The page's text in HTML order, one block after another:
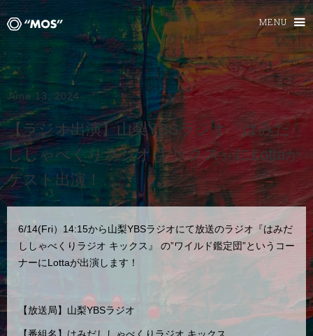
MENU
June 13, 2024
【ラジオ出演】山梨YBSラジオ『はみだ
ししゃべくりラジオ キックス』にLottaが
ゲスト出演！
6/14(Fri）14:15から山梨YBSラジオにて放送のラジオ『はみだ
ししゃべくりラジオ キックス』 の”ワイルド鑑定団”というコー
ナーにLottaが出演します！
【放送局】山梨YBSラジオ